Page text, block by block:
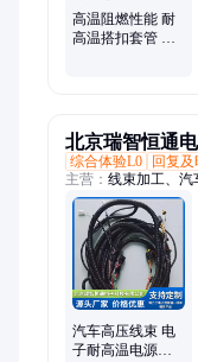
高温阻燃性能 耐
高温搭扣套管 耐
北京瑞智恒通
综合体验L0
回复及
主营： 线束加工、汽
电力线束、电气线
束、汽车电线束、
束、汽车控制线束
医疗线束、定制工
源线
汽车高压线束 电
子耐高温电源线